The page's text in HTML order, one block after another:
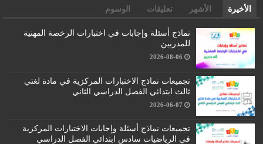
الأخيرة الأشهر تعليقات الوسوم
نماذج أسئلة وإجابات في اختبارات الرخصة المهنية
للمدربين
2026-08-06
تجميعات نماذج الاختبارات المركزية في مادة لغتي
ثالث ابتدائي الفصل الدراسي الثاني
2026-06-07
تجميعات نماذج أسئلة وإجابات الاختبارات المركزية
في الرياضيات سادس ابتدائي الفصل الدراسي